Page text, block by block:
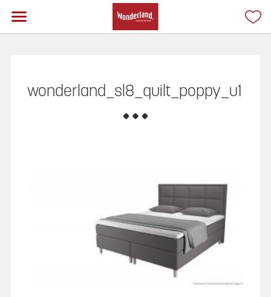
wonderland_sl8_quilt_poppy_u1